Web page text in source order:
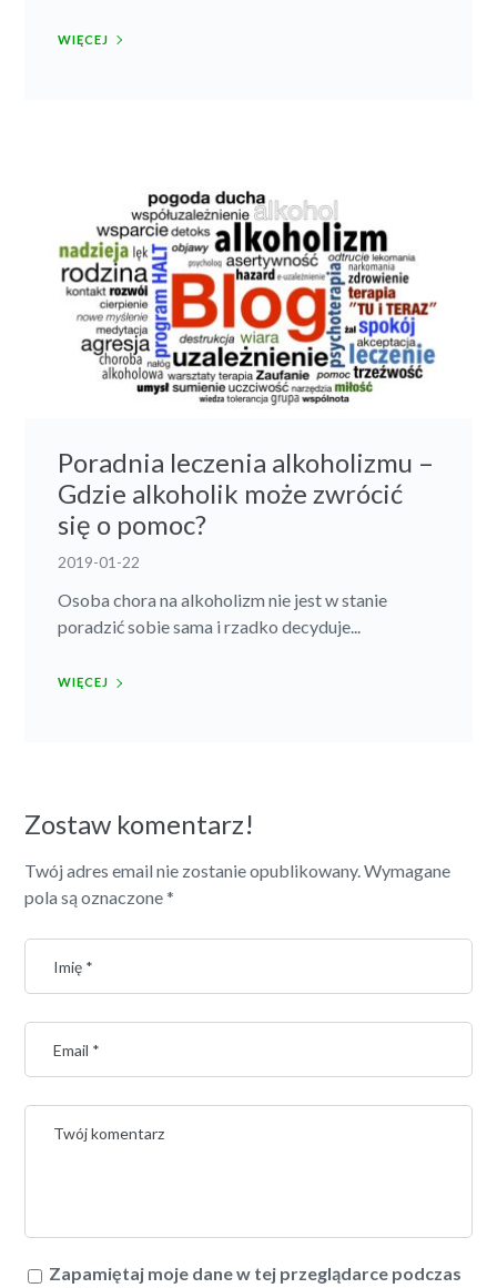
WIĘCEJ
Poradnia leczenia alkoholizmu –
Gdzie alkoholik może zwrócić
się o pomoc?
2019-01-22
Osoba chora na alkoholizm nie jest w stanie
poradzić sobie sama i rzadko decyduje...
WIĘCEJ
Zostaw komentarz!
Twój adres email nie zostanie opublikowany.Wymagane
pola są oznaczone*
Zapamiętaj moje dane w tej przeglądarce podczas